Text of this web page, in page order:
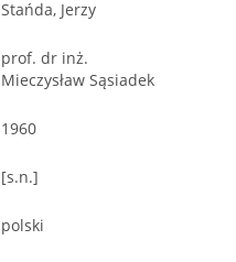
Stańda, Jerzy
prof. dr inż.
Mieczysław Sąsiadek
1960
[s.n.]
polski